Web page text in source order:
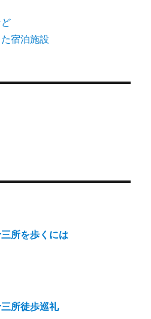
宿泊施設
所を歩くには
所徒歩巡礼